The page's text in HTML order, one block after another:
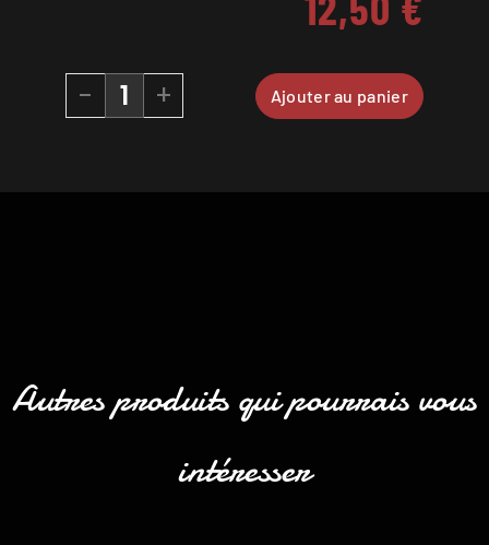
- + Ajouter au panier
Autres produits qui pourrais vous
intéresser